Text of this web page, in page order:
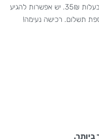
35₪. החזרה – איסוף מבית הלקוח בעלות 35₪. יש אפשרות להגיע
תשלום. רכישה נעימה!